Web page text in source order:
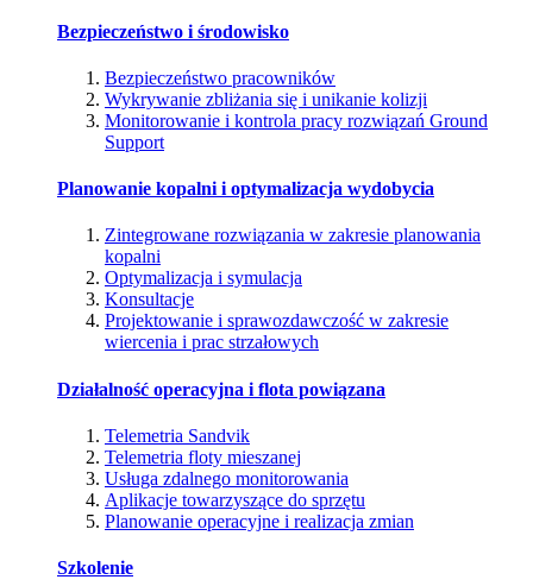
Bezpieczeństwo i środowisko
Bezpieczeństwo pracowników
Wykrywanie zbliżania się i unikanie kolizji
Monitorowanie i kontrola pracy rozwiązań Ground
Support
Planowanie kopalni i optymalizacja wydobycia
Zintegrowane rozwiązania w zakresie planowania
kopalni
Optymalizacja i symulacja
Konsultacje
Projektowanie i sprawozdawczość w zakresie
wiercenia i prac strzałowych
Działalność operacyjna i flota powiązana
Telemetria Sandvik
Telemetria floty mieszanej
Usługa zdalnego monitorowania
Aplikacje towarzyszące do sprzętu
Planowanie operacyjne i realizacja zmian
Szkolenie